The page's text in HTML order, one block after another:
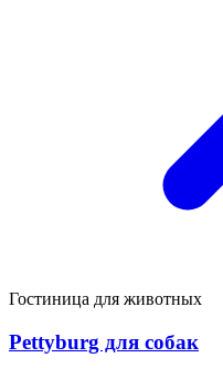
Гостиница для животных
Pettyburg для собак